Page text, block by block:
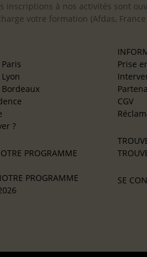
inscriptions à nos activités sont
votre formation (Afdas,
?
PROGRAMME
PROGRAMME
Prise
CGV
SE